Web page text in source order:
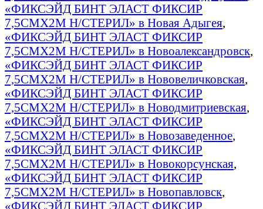
«ФИКСЭЙД БИНТ ЭЛАСТ ФИКСИР
7,5СМX2М Н/СТЕРИЛ» в Новая Адыгея,
«ФИКСЭЙД БИНТ ЭЛАСТ ФИКСИР
7,5СМX2М Н/СТЕРИЛ» в Новоалександровск,
«ФИКСЭЙД БИНТ ЭЛАСТ ФИКСИР
7,5СМX2М Н/СТЕРИЛ» в Нововеличковская,
«ФИКСЭЙД БИНТ ЭЛАСТ ФИКСИР
7,5СМX2М Н/СТЕРИЛ» в Новодмитриевская,
«ФИКСЭЙД БИНТ ЭЛАСТ ФИКСИР
7,5СМX2М Н/СТЕРИЛ» в Новозаведенное,
«ФИКСЭЙД БИНТ ЭЛАСТ ФИКСИР
7,5СМX2М Н/СТЕРИЛ» в Новокорсунская,
«ФИКСЭЙД БИНТ ЭЛАСТ ФИКСИР
7,5СМX2М Н/СТЕРИЛ» в Новопавловск,
«ФИКСЭЙД БИНТ ЭЛАСТ ФИКСИР